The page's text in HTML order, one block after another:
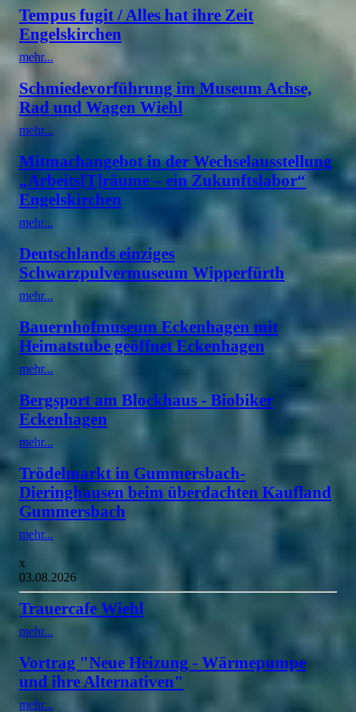
Tempus fugit / Alles hat ihre Zeit
Engelskirchen
mehr...
Schmiedevorführung im Museum Achse,
Rad und Wagen Wiehl
mehr...
Mitmachangebot in der Wechselausstellung
„Arbeits[T]räume – ein Zukunftslabor“
Engelskirchen
mehr...
Deutschlands einziges
Schwarzpulvermuseum Wipperfürth
mehr...
Bauernhofmuseum Eckenhagen mit
Heimatstube geöffnet Eckenhagen
mehr...
Bergsport am Blockhaus - Biobiker
Eckenhagen
mehr...
Trödelmarkt in Gummersbach-
Dieringhausen beim überdachten Kaufland
Gummersbach
mehr...
x
03.08.2026
Trauercafe Wiehl
mehr...
Vortrag "Neue Heizung - Wärmepumpe
und ihre Alternativen"
mehr...